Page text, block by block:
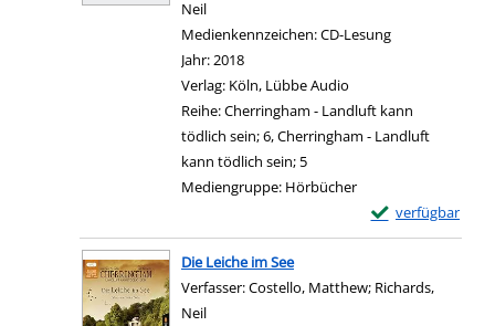
Neil
Medienkennzeichen:CD-Lesung
Jahr:2018
Verlag: Köln, Lübbe Audio
Reihe:Cherringham - Landluft kann
tödlich sein; 6, Cherringham - Landluft
kann tödlich sein; 5
Mediengruppe: Hörbücher
verfügbar
Exemplar-Details
Zum Download
Die Leiche im See
Verfasser:Costello, Matthew; Richards,
Neil